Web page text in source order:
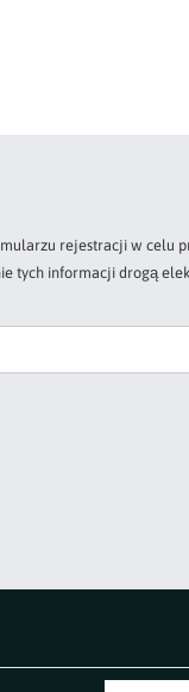
rejestracji w celu
tych informacji drogą